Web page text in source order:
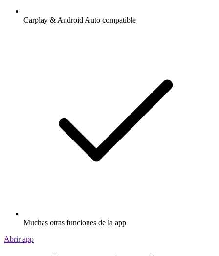
Carplay & Android Auto compatible
Muchas otras funciones de la app
Abrir app